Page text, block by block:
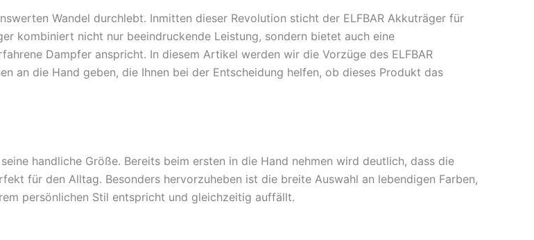
Wandel durchlebt. Inmitten dieser Revolution sticht der ELFBAR Akkuträger für
kombiniert nicht nur beeindruckende Leistung, sondern bietet auch eine
Dampfer anspricht. In diesem Artikel werden wir die Vorzüge des ELFBAR
an die Hand geben, die Ihnen bei der Entscheidung helfen, ob dieses Produkt das
handliche Größe. Bereits beim ersten in die Hand nehmen wird deutlich, dass die
für den Alltag. Besonders hervorzuheben ist die breite Auswahl an lebendigen Farben,
persönlichen Stil entspricht und gleichzeitig auffällt.